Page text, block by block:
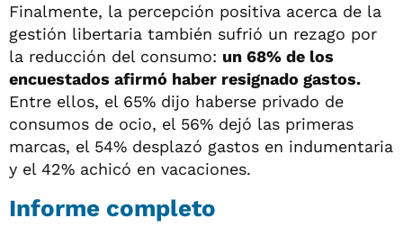
Finalmente, la percepción positiva acerca de la
gestión libertaria también sufrió un rezago por
la reducción del consumo: un 68% de los
encuestados afirmó haber resignado gastos.
Entre ellos, el 65% dijo haberse privado de
consumos de ocio, el 56% dejó las primeras
marcas, el 54% desplazó gastos en indumentaria
y el 42% achicó en vacaciones.
Informe completo